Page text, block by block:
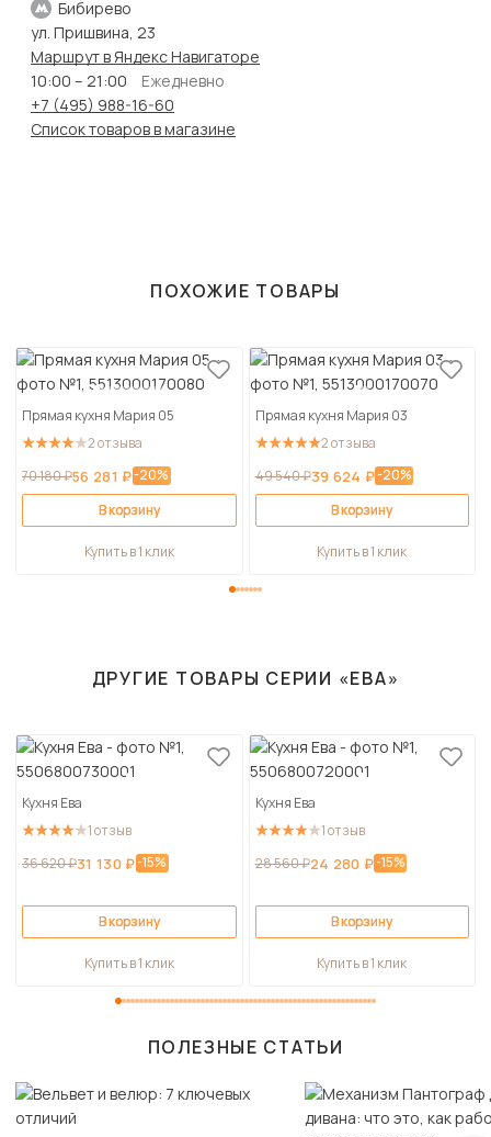
Бибирево
ул. Пришвина, 23
Маршрут в Яндекс Навигаторе
10:00 – 21:00
Ежедневно
+7 (495) 988-16-60
Список товаров в магазине
ПОХОЖИЕ ТОВАРЫ
Прямая кухня Мария 05
2 отзыва
70 180 ₽56 281 ₽-20%
В корзину
Купить в 1 клик
Прямая кухня Мария 03
2 отзыва
49 540 ₽39 624 ₽-20%
В корзину
Купить в 1 клик
ДРУГИЕ ТОВАРЫ СЕРИИ «ЕВА»
Кухня Ева
1 отзыв
36 620 ₽31 130 ₽-15%
В корзину
Купить в 1 клик
Кухня Ева
1 отзыв
28 560 ₽24 280 ₽-15%
В корзину
Купить в 1 клик
ПОЛЕЗНЫЕ СТАТЬИ